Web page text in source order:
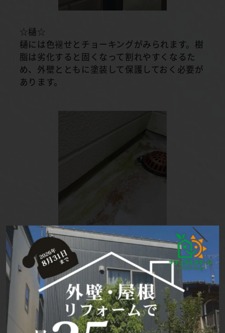
☆樋☆
樋には色褪せとチョーキングがみられます。樹
脂は劣化すると固くなって割れやすくなるた
め、外壁とともに塗装して保護しておく必要が
あります。
☆ベランダ☆
膨れや割れ等の症状は見られず、特に問題あり
ません。メンテナンスとして、表面を紫外線か
ら守るため、トップコートだけ塗り直して保護
しておくことをおすすめします。